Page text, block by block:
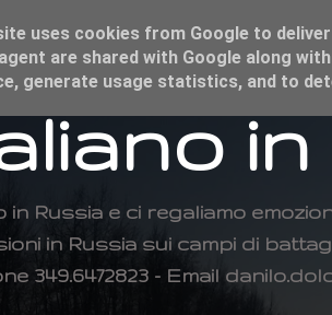
in
in Russia e ci regaliamo
in Russia sui campi di
349.6472823 - Email
uses cookies from Google to
are shared with Google along
generate usage statistics, and to